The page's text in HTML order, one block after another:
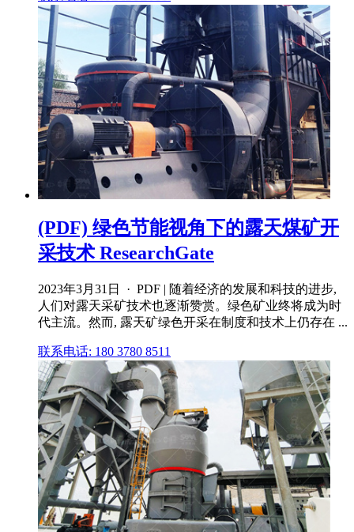
(PDF) 绿色节能视角下的露天煤矿开
采技术 ResearchGate
2023年3月31日 · PDF | 随着经济的发展和科技的进步,
人们对露天采矿技术也逐渐赞赏。绿色矿业终将成为时
代主流。然而, 露天矿绿色开采在制度和技术上仍存在 ...
联系电话: 180 3780 8511